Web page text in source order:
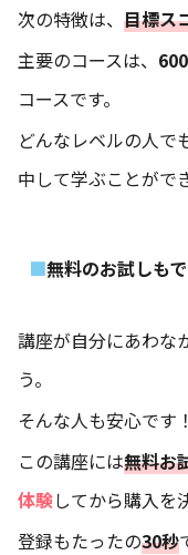
次の特徴は、 目標ス
主要のコースは、
コースです。
どんなレベルの人で
中して学ぶことがで
無料のお試しも
講座が自分にあわな
う。
そんな人も安心です！
この講座には無料お
体験してから購入を
登録もたったの30秒